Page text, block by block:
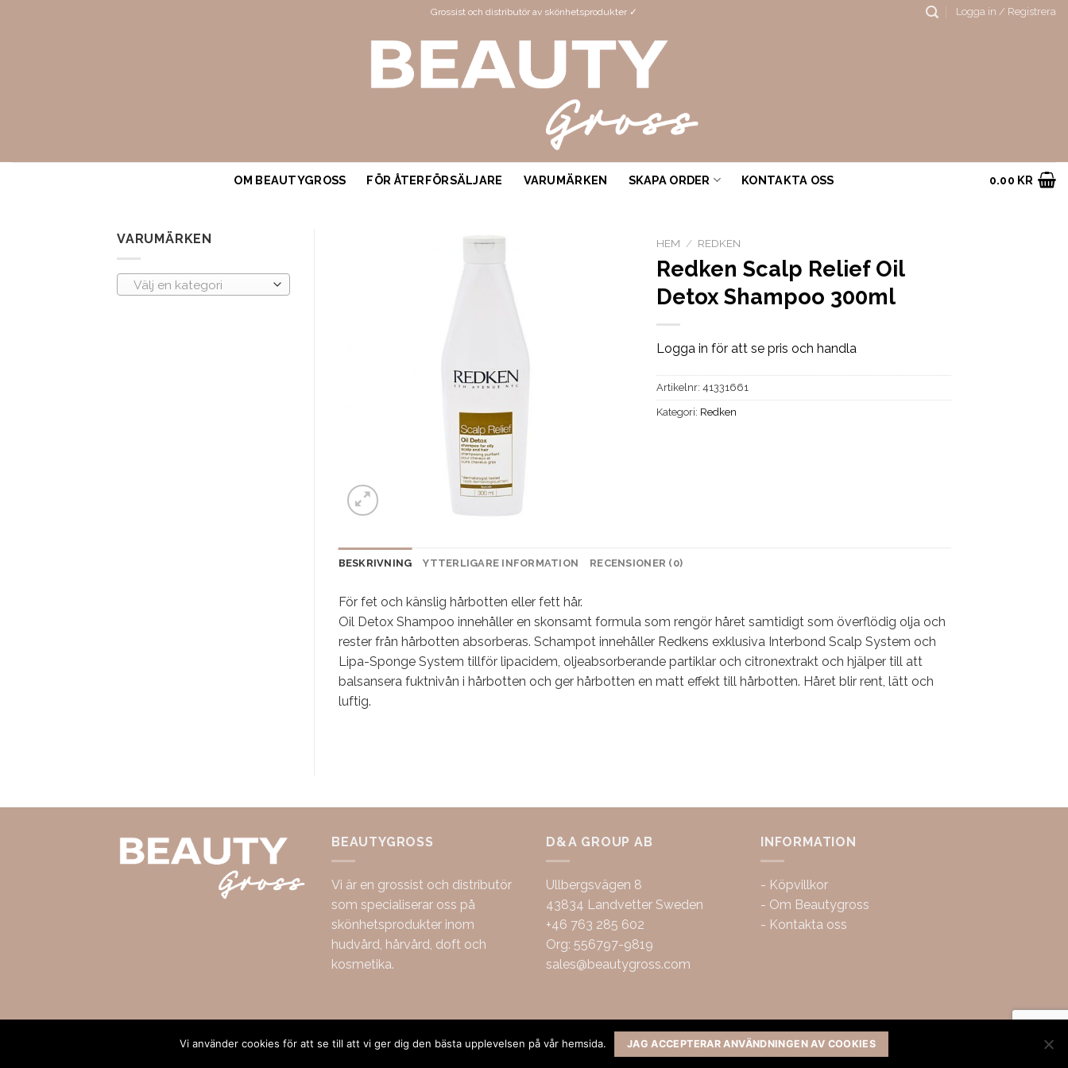
Grossist och distributör av skönhetsprodukter ✓ Logga in / Registrera
OM BEAUTYGROSS FÖR ÅTERFÖRSÄLJARE VARUMÄRKEN SKAPA ORDER KONTAKTA OSS 0.00 KR
VARUMÄRKEN
Välj en kategori
HEM / REDKEN
Redken Scalp Relief Oil
Detox Shampoo 300ml
Logga in för att se pris och handla
Artikelnr:41331661
Kategori: Redken
BESKRIVNING YTTERLIGARE INFORMATION RECENSIONER (0)
För fet och känslig hårbotten eller fett hår.
Oil Detox Shampoo innehåller en skonsamt formula som rengör håret samtidigt som överflödig olja och
rester från hårbotten absorberas. Schampot innehåller Redkens exklusiva Interbond Scalp System och
Lipa-Sponge System tillför lipacidem, oljeabsorberande partiklar och citronextrakt och hjälper till att
balsansera fuktnivån i hårbotten och ger hårbotten en matt effekt till hårbotten. Håret blir rent, lätt och
luftig.
BEAUTYGROSS
Vi är en grossist och distributör
som specialiserar oss på
skönhetsprodukter inom
hudvård, hårvård, doft och
kosmetika.
D&A GROUP AB
Ullbergsvägen 8
43834 Landvetter Sweden
+46 763 285 602
Org: 556797-9819
sales@beautygross.com
INFORMATION
- Köpvillkor
- Om Beautygross
- Kontakta oss
Vi använder cookies för att se till att vi ger dig den bästa upplevelsen på vår hemsida. JAG ACCEPTERAR ANVÄNDNINGEN AV COOKIES